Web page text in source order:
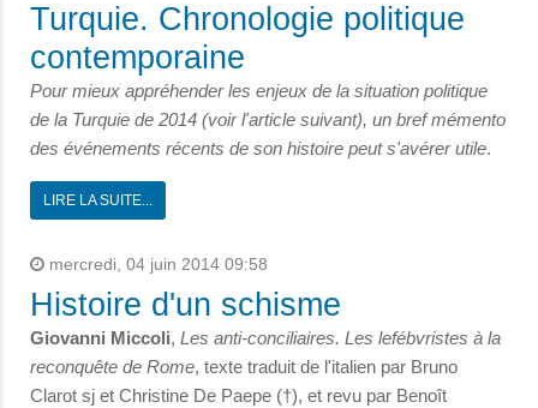
Turquie. Chronologie politique
contemporaine
Pour mieux appréhender les enjeux de la situation politique
de la Turquie de 2014 (voir l'article suivant), un bref mémento
des événements récents de son histoire peut s'avérer utile.
LIRE LA SUITE...
mercredi, 04 juin 2014 09:58
Histoire d'un schisme
Giovanni Miccoli, Les anti-conciliaires. Les lefébvristes à la
reconquête de Rome, texte traduit de l'italien par Bruno
Clarot sj et Christine De Paepe (†), et revu par Benoît